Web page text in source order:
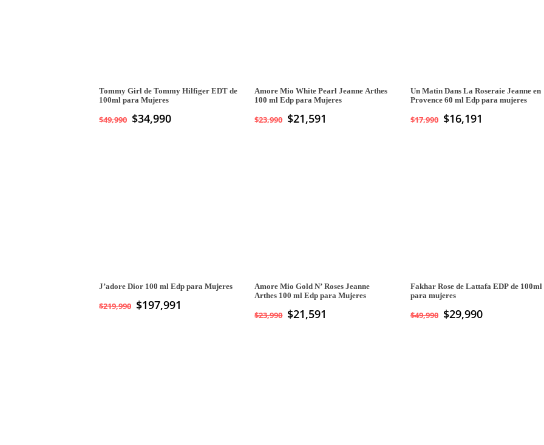
Tommy Girl de Tommy Hilfiger EDT de
100ml para Mujeres
$49,990 El
$34,990El
Amore Mio White Pearl Jeanne Arthes
100 ml Edp para Mujeres
$23,990 $21,591
Un Matin Dans La Roseraie Jeanne en
Provence 60 ml Edp para mujeres
$17,990 $16,191
J’adore Dior 100 ml Edp para Mujeres
$219,990 $197,991
Amore Mio Gold N’ Roses Jeanne
Arthes 100 ml Edp para Mujeres
$23,990 $21,591
Fakhar Rose de Lattafa EDP de 100ml
para mujeres
$49,990 El
$29,990El